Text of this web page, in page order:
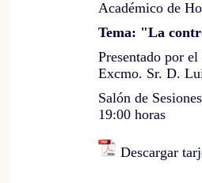
Académico de
Tema: "La
Presentado por
Excmo. Sr. D.
Salón de
19:00 horas
Descargar